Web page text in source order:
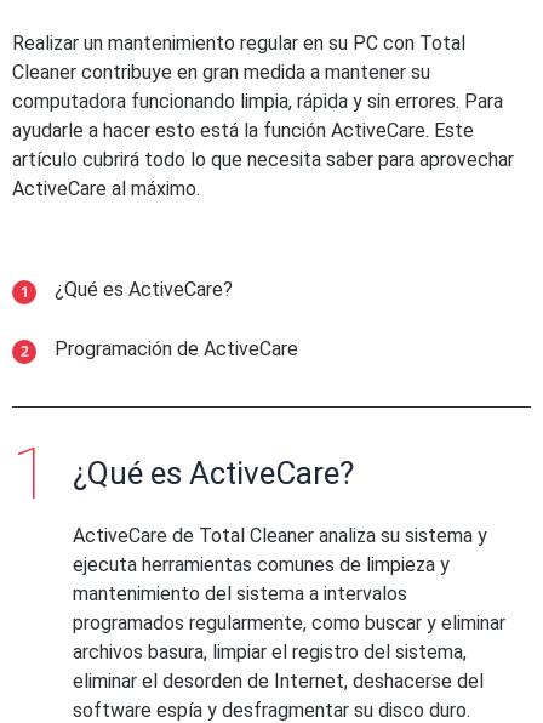
Realizar un mantenimiento regular en su PC con Total
Cleaner contribuye en gran medida a mantener su
computadora funcionando limpia, rápida y sin errores. Para
ayudarle a hacer esto está la función ActiveCare. Este
artículo cubrirá todo lo que necesita saber para aprovechar
ActiveCare al máximo.
¿Qué es ActiveCare?
Programación de ActiveCare
¿Qué es ActiveCare?
ActiveCare de Total Cleaner analiza su sistema y
ejecuta herramientas comunes de limpieza y
mantenimiento del sistema a intervalos
programados regularmente, como buscar y eliminar
archivos basura, limpiar el registro del sistema,
eliminar el desorden de Internet, deshacerse del
software espía y desfragmentar su disco duro.